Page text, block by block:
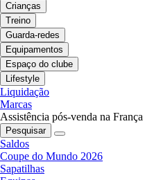
Crianças
Treino
Guarda-redes
Equipamentos
Espaço do clube
Lifestyle
Liquidação
Marcas
Assistência pós-venda na França
Pesquisar
Saldos
Coupe do Mundo 2026
Sapatilhas